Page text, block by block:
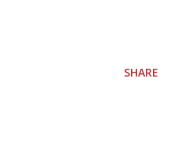
SHARE